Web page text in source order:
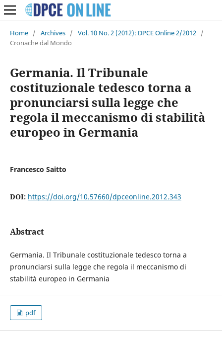
Home / Archives / Vol. 10 No. 2 (2012): DPCE Online 2/2012 /
Cronache dal Mondo
Germania. Il Tribunale
costituzionale tedesco torna a
pronunciarsi sulla legge che
regola il meccanismo di stabilità
europeo in Germania
Francesco Saitto
DOI: https://doi.org/10.57660/dpceonline.2012.343
Abstract
Germania. Il Tribunale costituzionale tedesco torna a
pronunciarsi sulla legge che regola il meccanismo di
stabilità europeo in Germania
pdf